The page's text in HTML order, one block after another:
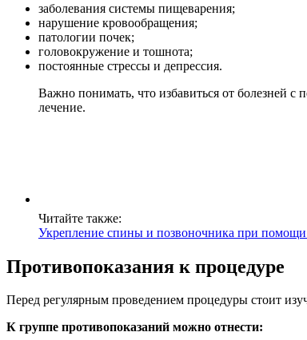
заболевания системы пищеварения;
нарушение кровообращения;
патологии почек;
головокружение и тошнота;
постоянные стрессы и депрессия.
Важно понимать, что избавиться от болезней с
лечение.
Читайте также:
Укрепление спины и позвоночника при
Противопоказания к процедуре
Перед регулярным проведением процедуры стоит
К группе противопоказаний можно отнести: